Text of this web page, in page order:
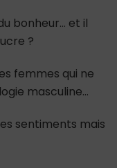
bonheur… et il
?
femmes qui ne
masculine…
sentiments mais